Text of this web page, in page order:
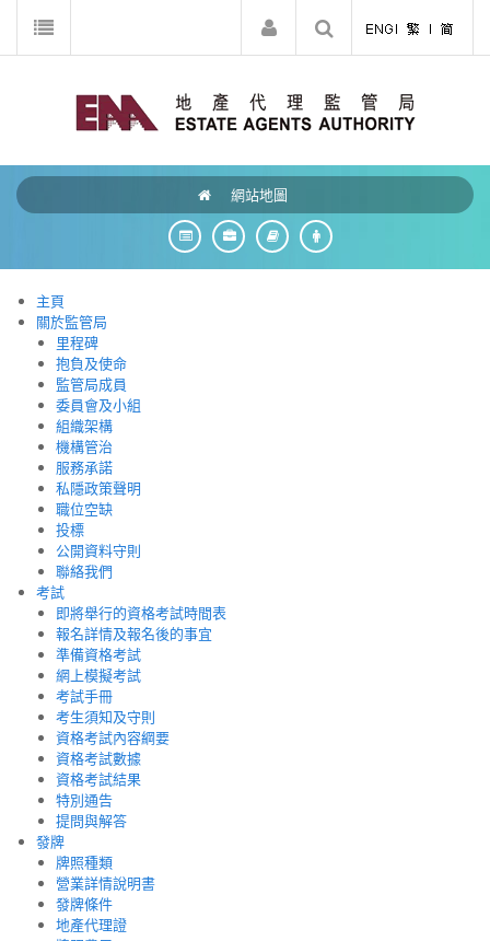
網站地圖
主頁
關於監管局
里程碑
抱負及使命
監管局成員
委員會及小組
組織架構
機構管治
服務承諾
私隱政策聲明
職位空缺
投標
公開資料守則
聯絡我們
考試
即將舉行的資格考試時間表
報名詳情及報名後的事宜
準備資格考試
網上模擬考試
考試手冊
考生須知及守則
資格考試內容綱要
資格考試數據
資格考試結果
特別通告
提問與解答
發牌
牌照種類
營業詳情說明書
發牌條件
地產代理證